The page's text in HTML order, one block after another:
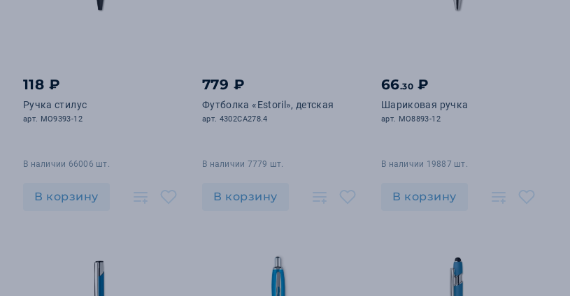
118 ₽
Ручка стилус
арт. MO9393-12
В наличии 66006 шт.
В корзину
779 ₽
Футболка «Estoril», детская
арт. 4302CA278.4
В наличии 7779 шт.
В корзину
66.30 ₽
Шариковая ручка
арт. MO8893-12
В наличии 19887 шт.
В корзину